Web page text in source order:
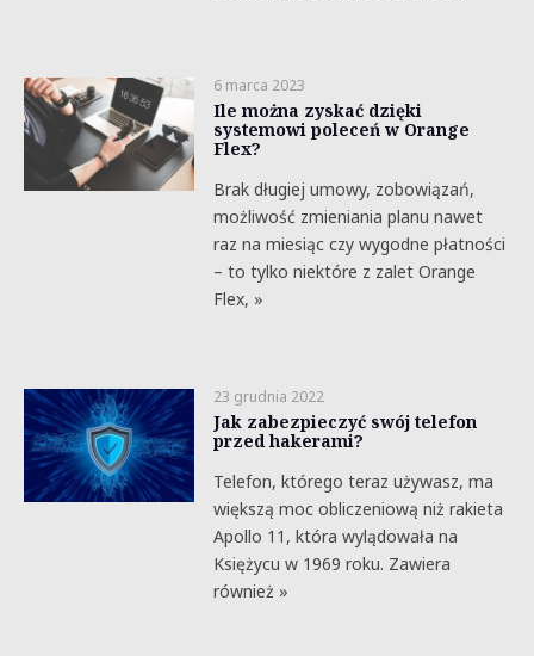
6 marca 2023
Ile można zyskać dzięki
systemowi poleceń w Orange
Flex?
Brak długiej umowy, zobowiązań,
możliwość zmieniania planu nawet
raz na miesiąc czy wygodne płatności
– to tylko niektóre z zalet Orange
Flex, »
23 grudnia 2022
Jak zabezpieczyć swój telefon
przed hakerami?
Telefon, którego teraz używasz, ma
większą moc obliczeniową niż rakieta
Apollo 11, która wylądowała na
Księżycu w 1969 roku. Zawiera
również »